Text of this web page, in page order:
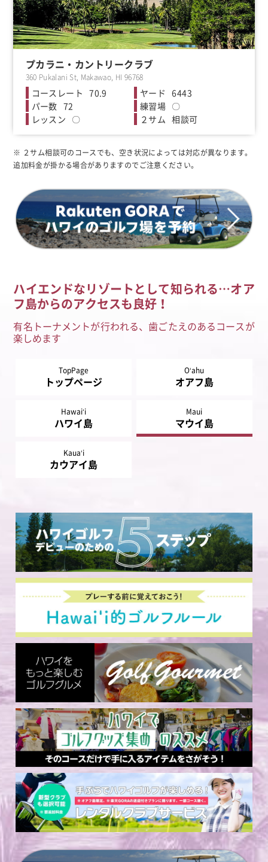
プカラニ・カントリークラブ
360 Pukalani St, Makawao, HI 96768
70.9
6443
72
〇
〇
相談可
※ ２サム相談可のコースでも、空き状況によっては対応が異なります。
追加料金が掛かる場合がありますのでご注意ください。
ハイエンドなリゾートとして知られる…オア
フ島からのアクセスも良好！
有名トーナメントが行われる、歯ごたえのあるコースが
楽しめます
TopPage
トップページ
Oʻahu
オアフ島
Hawaiʻi
ハワイ島
Maui
マウイ島
Kauaʻi
カウアイ島